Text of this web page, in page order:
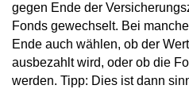
gegen Ende der
Fonds gewechselt. Bei
Ende auch wählen, ob der
ausbezahlt wird, oder ob die
werden. Tipp: Dies ist dann